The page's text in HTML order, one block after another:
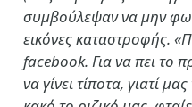
συμβούλεψαν να μην
εικόνες καταστροφής.
facebook. Για να πει το
να γίνει τίποτα, γιατί